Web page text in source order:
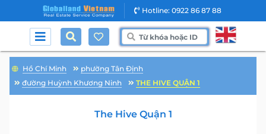
Hotline: 0922 86 87 88
Hồ Chí Minh
phường Tân Định
đường Huỳnh Khương Ninh
THE HIVE QUẬN 1
The Hive Quận 1